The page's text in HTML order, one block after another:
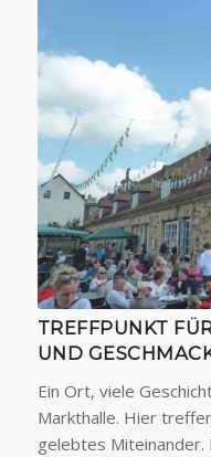
TREFFPUNKT
UND
Ein Ort, viele
Markthalle. Hier
gelebtes Miteinander.